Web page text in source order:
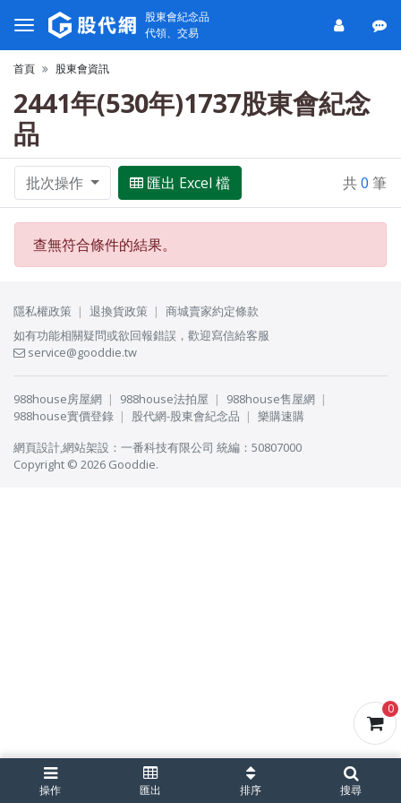
0
股東會紀念品
代領、交易
首頁 股東會資訊
2441年(530年)1737股東會紀念
品
批次操作 匯出 Excel 檔 共0 筆
查無符合條件的結果。
操作 匯出 排序 搜尋
隱私權政策 退換貨政策
商城賣家約定條款
如有功能相關疑問或欲回報錯誤，歡迎寫信給客服
service@gooddie.tw
988house房屋網 988house法拍屋
988house售屋網
988house實價登錄
股代網-股東會紀念品
樂購速購
網頁設計,網站架設 ： 一番科技有限公司 統編：50807000
Copyright © 2026 Gooddie.